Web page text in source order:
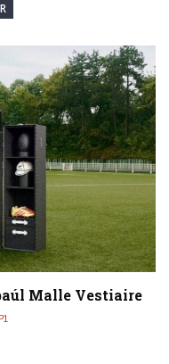
Malle Vestiaire